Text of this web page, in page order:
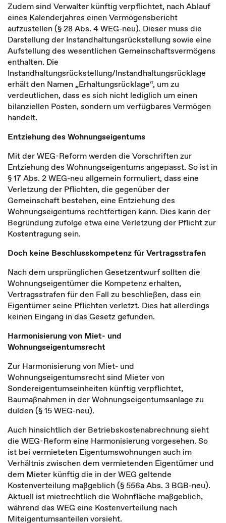
Zudem sind Verwalter künftig verpflichtet, nach Ablauf
eines Kalenderjahres einen Vermögensbericht
aufzustellen (§ 28 Abs. 4 WEG-neu). Dieser muss die
Darstellung der Instandhaltungsrückstellung sowie eine
Aufstellung des wesentlichen Gemeinschaftsvermögens
enthalten. Die
Instandhaltungsrückstellung/Instandhaltungsrücklage
erhält den Namen „Erhaltungsrücklage“, um zu
verdeutlichen, dass es sich nicht lediglich um einen
bilanziellen Posten, sondern um verfügbares Vermögen
handelt.
Entziehung des Wohnungseigentums
Mit der WEG-Reform werden die Vorschriften zur
Entziehung des Wohnungseigentums angepasst. So ist in
§ 17 Abs. 2 WEG-neu allgemein formuliert, dass eine
Verletzung der Pflichten, die gegenüber der
Gemeinschaft bestehen, eine Entziehung des
Wohnungseigentums rechtfertigen kann. Dies kann der
Begründung zufolge etwa eine Verletzung der Pflicht zur
Kostentragung sein.
Doch keine Beschlusskompetenz für Vertragsstrafen
Nach dem ursprünglichen Gesetzentwurf sollten die
Wohnungseigentümer die Kompetenz erhalten,
Vertragsstrafen für den Fall zu beschließen, dass ein
Eigentümer seine Pflichten verletzt. Dies hat allerdings
keinen Eingang in das Gesetz gefunden.
Harmonisierung von Miet- und
Wohnungseigentumsrecht
Zur Harmonisierung von Miet- und
Wohnungseigentumsrecht sind Mieter von
Sondereigentumseinheiten künftig verpflichtet,
Baumaßnahmen in der Wohnungseigentumsanlage zu
dulden (§ 15 WEG-neu).
Auch hinsichtlich der Betriebskostenabrechnung sieht
die WEG-Reform eine Harmonisierung vorgesehen. So
ist bei vermieteten Eigentumswohnungen auch im
Verhältnis zwischen dem vermietenden Eigentümer und
dem Mieter künftig die in der WEG geltende
Kostenverteilung maßgeblich (§ 556a Abs. 3 BGB-neu).
Aktuell ist mietrechtlich die Wohnfläche maßgeblich,
während das WEG eine Kostenverteilung nach
Miteigentumsanteilen vorsieht.